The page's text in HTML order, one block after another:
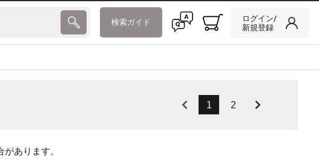
検索ガイド
ログイン/
新規登録
1 2
あります。